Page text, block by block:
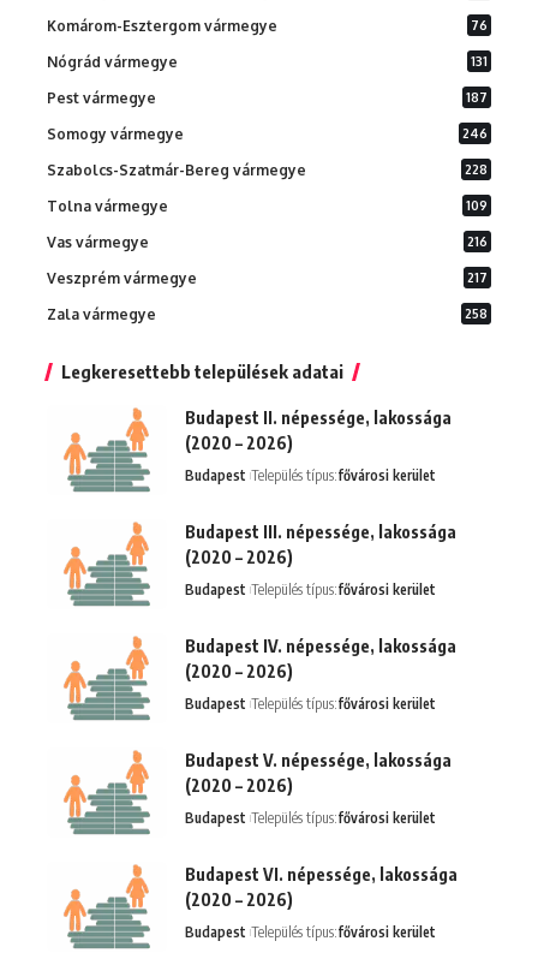
Komárom-Esztergom vármegye 76
Nógrád vármegye 131
Pest vármegye 187
Somogy vármegye 246
Szabolcs-Szatmár-Bereg vármegye 228
Tolna vármegye 109
Vas vármegye 216
Veszprém vármegye 217
Zala vármegye 258
Legkeresettebb települések adatai
Budapest II. népessége, lakossága
(2020 – 2026)
Budapest Település típus:fővárosi kerület
Budapest III. népessége, lakossága
(2020 – 2026)
Budapest Település típus:fővárosi kerület
Budapest IV. népessége, lakossága
(2020 – 2026)
Budapest Település típus:fővárosi kerület
Budapest V. népessége, lakossága
(2020 – 2026)
Budapest Település típus:fővárosi kerület
Budapest VI. népessége, lakossága
(2020 – 2026)
Budapest Település típus:fővárosi kerület